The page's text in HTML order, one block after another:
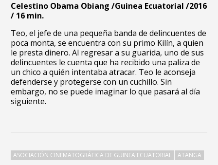
Celestino Obama Obiang /Guinea Ecuatorial /2016
/ 16 min.
Teo, el jefe de una pequeña banda de delincuentes de
poca monta, se encuentra con su primo Kilín, a quien
le presta dinero. Al regresar a su guarida, uno de sus
delincuentes le cuenta que ha recibido una paliza de
un chico a quién intentaba atracar. Teo le aconseja
defenderse y protegerse con un cuchillo. Sin
embargo, no se puede imaginar lo que pasará al día
siguiente.
ASOCIACIÓN CINEMATOGRÁFICA DE GUINEA ECUATORIAL ATANGA